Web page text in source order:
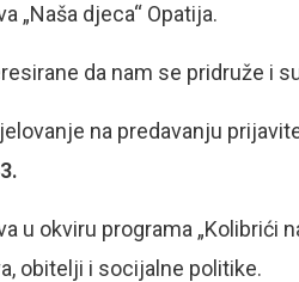
„Naša djeca“ Opatija.
da nam se pridruže i
na predavanju
u okviru programa „Kolibrići
obitelji i socijalne politike.